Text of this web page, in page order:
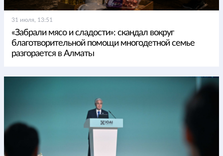
31 июля, 13:51
«Забрали мясо и сладости»: скандал вокруг
благотворительной помощи многодетной семье
разгорается в Алматы